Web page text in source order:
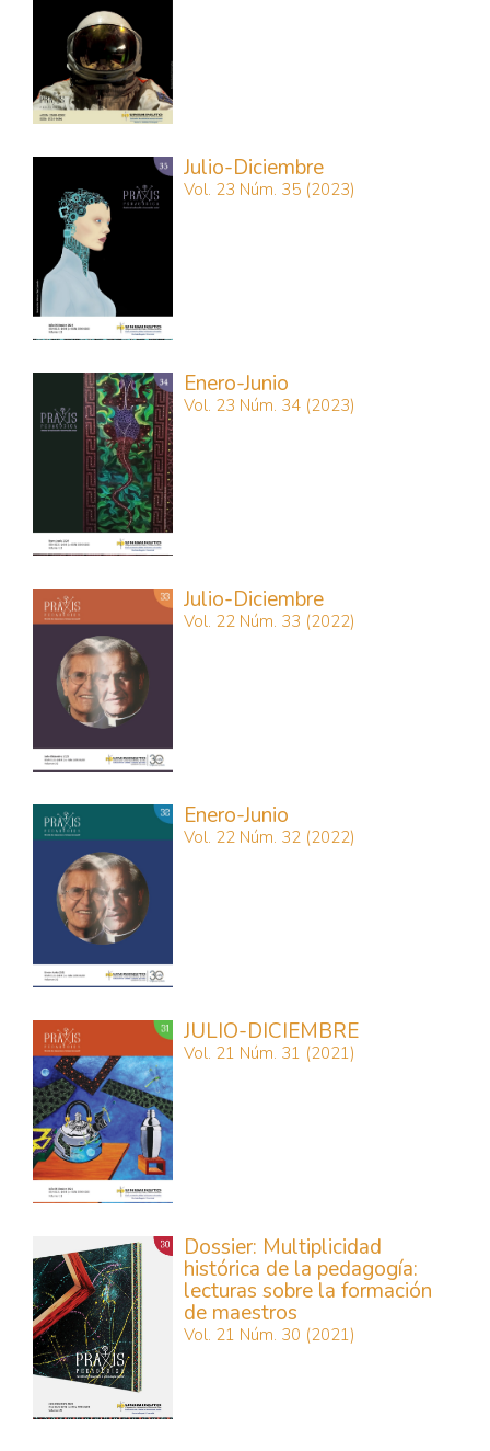
Julio-Diciembre
Vol. 23 Núm. 35 (2023)
Enero-Junio
Vol. 23 Núm. 34 (2023)
Julio-Diciembre
Vol. 22 Núm. 33 (2022)
Enero-Junio
Vol. 22 Núm. 32 (2022)
JULIO-DICIEMBRE
Vol. 21 Núm. 31 (2021)
Dossier: Multiplicidad
histórica de la pedagogía:
lecturas sobre la formación
de maestros
Vol. 21 Núm. 30 (2021)